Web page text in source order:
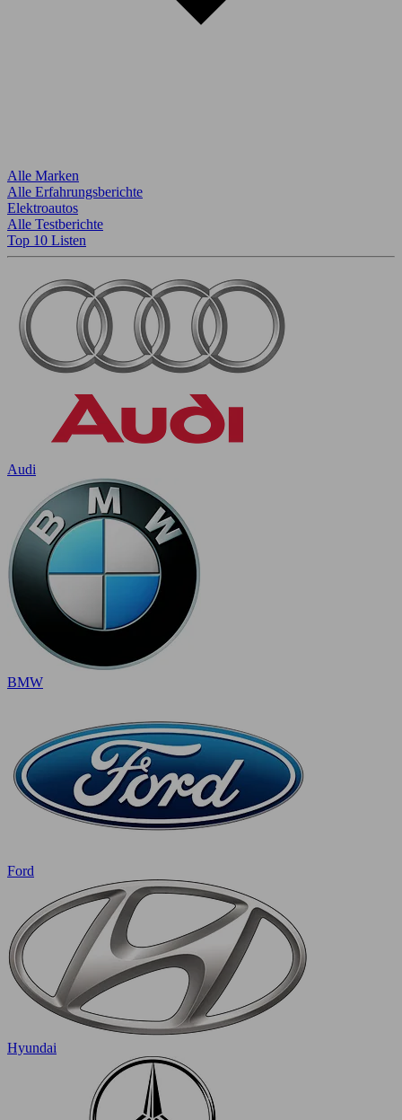
Alle Marken
Alle Erfahrungsberichte
Elektroautos
Alle Testberichte
Top 10 Listen
Audi
BMW
Ford
Hyundai